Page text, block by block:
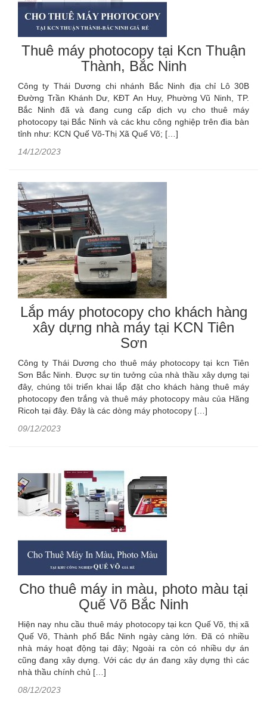
Thuê máy photocopy tại Kcn Thuận
Thành, Bắc Ninh
Công ty Thái Dương chi nhánh Bắc Ninh địa chỉ Lô 30B
Đường Trần Khánh Dư, KĐT An Huy, Phường Vũ Ninh, TP.
Bắc Ninh đã và đang cung cấp dịch vụ cho thuê máy
photocopy tại Bắc Ninh và các khu công nghiệp trên đia bàn
tỉnh như: KCN Quế Võ-Thị Xã Quế Võ; […]
14/12/2023
Lắp máy photocopy cho khách hàng
xây dựng nhà máy tại KCN Tiên
Sơn
Công ty Thái Dương cho thuê máy photocopy tại kcn Tiên
Sơn Bắc Ninh. Được sự tin tưởng của nhà thầu xây dựng tại
đây, chúng tôi triển khai lắp đặt cho khách hàng thuê máy
photocopy đen trắng và thuê máy photocopy màu của Hãng
Ricoh tại đây. Đây là các dòng máy photocopy […]
09/12/2023
Cho thuê máy in màu, photo màu tại
Quế Võ Bắc Ninh
Hiện nay nhu cầu thuê máy photocopy tại kcn Quế Võ, thị xã
Quế Võ, Thành phố Bắc Ninh ngày càng lớn. Đã có nhiều
nhà máy hoạt động tại đây; Ngoài ra còn có nhiều dự án
cũng đang xây dựng. Với các dự án đang xây dựng thì các
nhà thầu chính chủ […]
08/12/2023